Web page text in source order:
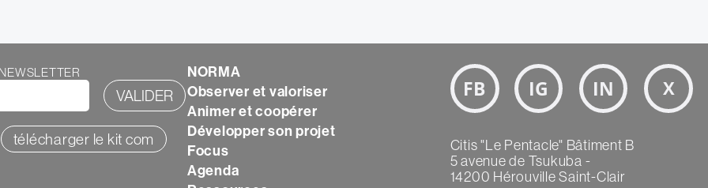
télécharger le kit com
Texte
NORMA
Observer et valoriser
Animer et coopérer
Développer son projet
Focus
Agenda
Bloc
Réseaux
sociaux
Texte
Citis "Le Pentacle" Bâtiment B
5 avenue de Tsukuba -
14200 Hérouville Saint-Clair